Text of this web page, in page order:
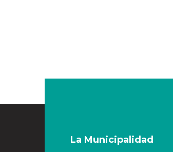
La Municipalidad